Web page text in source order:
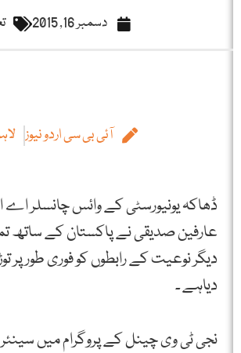
دسمبر 16, 2015
آئی بی سی اردو نیوز
ڈھاکہ یونیورسٹی کے وائس چانسلر
عارفین صدیقی نے پاکستان کے ساتھ
دیگر نوعیت کے رابطوں کو فوری طور پر
دیاہے ۔
نجی ٹی وی چینل کے پروگرام میں